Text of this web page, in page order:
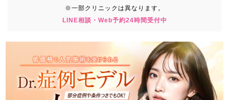
※一部クリニックは異なります。
LINE相談・Web予約24時間受付中